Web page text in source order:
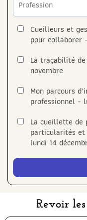
Cueilleurs et
pour collaborer
La traçabilité
novembre
Mon parcours
professionnel -
La cueillette de
particularités
lundi 14
Revoir